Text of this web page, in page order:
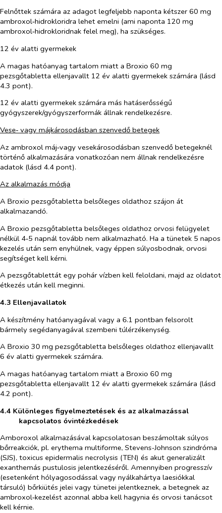
Felnőttek számára az adagot legfeljebb naponta kétszer 60 mg
ambroxol‑hidrokloridra lehet emelni (ami naponta 120 mg
ambroxol‑hidrokloridnak felel meg), ha szükséges.
12 év alatti gyermekek
A magas hatóanyag tartalom miatt a Broxio 60 mg
pezsgőtabletta ellenjavallt 12 év alatti gyermekek számára (lásd
4.3 pont).
12 év alatti gyermekek számára más hatáserősségű
gyógyszerek/gyógyszerformák állnak rendelkezésre.
Vese‑ vagy májkárosodásban szenvedő betegek
Az ambroxol máj‑vagy vesekárosodásban szenvedő betegeknél
történő alkalmazására vonatkozóan nem állnak rendelkezésre
adatok (lásd 4.4 pont).
Az alkalmazás módja
A Broxio pezsgőtabletta belsőleges oldathoz szájon át
alkalmazandó.
A Broxio pezsgőtabletta belsőleges oldathoz orvosi felügyelet
nélkül 4‑5 napnál tovább nem alkalmazható. Ha a tünetek 5 napos
kezelés után sem enyhülnek, vagy éppen súlyosbodnak, orvosi
segítséget kell kérni.
A pezsgőtablettát egy pohár vízben kell feloldani, majd az oldatot
étkezés után kell meginni.
4.3 Ellenjavallatok
A készítmény hatóanyagával vagy a 6.1 pontban felsorolt
bármely segédanyagával szembeni túlérzékenység.
A Broxio 30 mg pezsgőtabletta belsőleges oldathoz ellenjavallt
6 év alatti gyermekek számára.
A magas hatóanyag tartalom miatt a Broxio 60 mg
pezsgőtabletta ellenjavallt 12 év alatti gyermekek számára (lásd
4.2 pont).
4.4 Különleges figyelmeztetések és az alkalmazással
kapcsolatos óvintézkedések
Amboroxol alkalmazásával kapcsolatosan beszámoltak súlyos
bőrreakciók, pl. erythema multiforme, Stevens-Johnson szindróma
(SJS), toxicus epidermalis necrolysis (TEN) és akut generalizált
exanthemás pustulosis jelentkezéséről. Amennyiben progresszív
(esetenként hólyagosodással vagy nyálkahártya laesiókkal
társuló) bőrkiütés jelei vagy tünetei jelentkeznek, a betegnek az
ambroxol‑kezelést azonnal abba kell hagynia és orvosi tanácsot
kell kérnie.